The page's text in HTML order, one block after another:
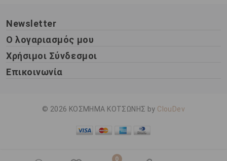
0
Newsletter
Ο λογαριασμός μου
Χρήσιμοι Σύνδεσμοι
Επικοινωνία
© 2026 ΚΟΣΜΗΜΑ ΚΟΤΣΩΝΗΣ by ClouDev